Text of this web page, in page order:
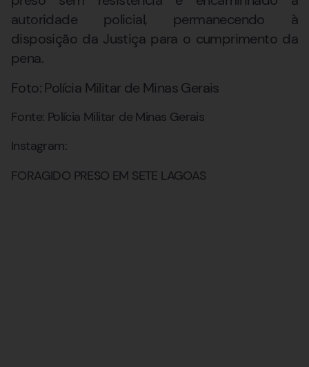
autoridade policial, permanecendo à
disposição da Justiça para o cumprimento da
pena.
Foto: Polícia Militar de Minas Gerais
Fonte: Polícia Militar de Minas Gerais
Instagram:
FORAGIDO PRESO EM SETE LAGOAS